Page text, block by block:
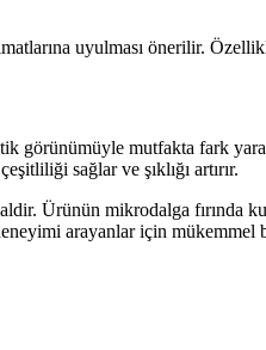
uyulması önerilir.
mutfakta fark
sağlar ve şıklığı artırır.
Ürünün mikrodalga fırında
arayanlar için mükemmel